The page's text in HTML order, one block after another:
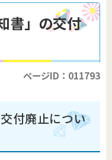
書」の交付
ページID：011793
付廃止につい